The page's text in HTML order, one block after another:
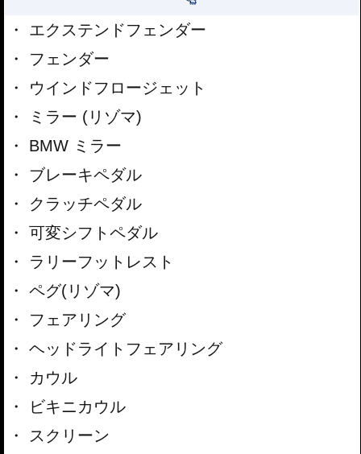
エクステンドフェンダー
フェンダー
ウインドフロージェット
ミラー (リゾマ)
BMW ミラー
ブレーキペダル
クラッチペダル
可変シフトペダル
ラリーフットレスト
ペグ(リゾマ)
フェアリング
ヘッドライトフェアリング
カウル
ビキニカウル
スクリーン